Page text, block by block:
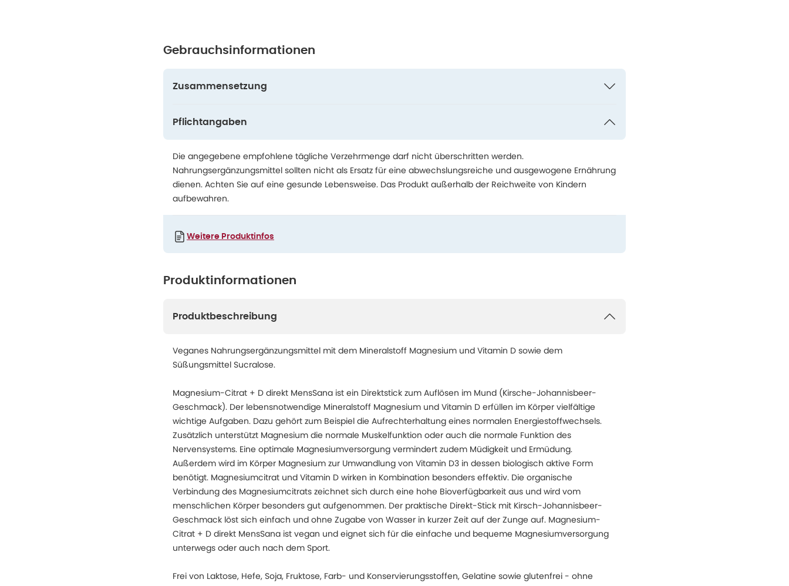
Gebrauchsinformationen
Zusammensetzung
Pflichtangaben
Die angegebene empfohlene tägliche Verzehrmenge darf nicht überschritten werden.
Nahrungsergänzungsmittel sollten nicht als Ersatz für eine abwechslungsreiche und ausgewogene Ernährung
dienen. Achten Sie auf eine gesunde Lebensweise. Das Produkt außerhalb der Reichweite von Kindern
aufbewahren.
Weitere Produktinfos
Produktinformationen
Produktbeschreibung
Veganes Nahrungsergänzungsmittel mit dem Mineralstoff Magnesium und Vitamin D sowie dem
Süßungsmittel Sucralose.
Magnesium-Citrat + D direkt MensSana ist ein Direktstick zum Auflösen im Mund (Kirsche-Johannisbeer-
Geschmack). Der lebensnotwendige Mineralstoff Magnesium und Vitamin D erfüllen im Körper vielfältige
wichtige Aufgaben. Dazu gehört zum Beispiel die Aufrechterhaltung eines normalen Energiestoffwechsels.
Zusätzlich unterstützt Magnesium die normale Muskelfunktion oder auch die normale Funktion des
Nervensystems. Eine optimale Magnesiumversorgung vermindert zudem Müdigkeit und Ermüdung.
Außerdem wird im Körper Magnesium zur Umwandlung von Vitamin D3 in dessen biologisch aktive Form
benötigt. Magnesiumcitrat und Vitamin D wirken in Kombination besonders effektiv. Die organische
Verbindung des Magnesiumcitrats zeichnet sich durch eine hohe Bioverfügbarkeit aus und wird vom
menschlichen Körper besonders gut aufgenommen. Der praktische Direkt-Stick mit Kirsch-Johannisbeer-
Geschmack löst sich einfach und ohne Zugabe von Wasser in kurzer Zeit auf der Zunge auf. Magnesium-
Citrat + D direkt MensSana ist vegan und eignet sich für die einfache und bequeme Magnesiumversorgung
unterwegs oder auch nach dem Sport.
Frei von Laktose, Hefe, Soja, Fruktose, Farb- und Konservierungsstoffen, Gelatine sowie glutenfrei - ohne